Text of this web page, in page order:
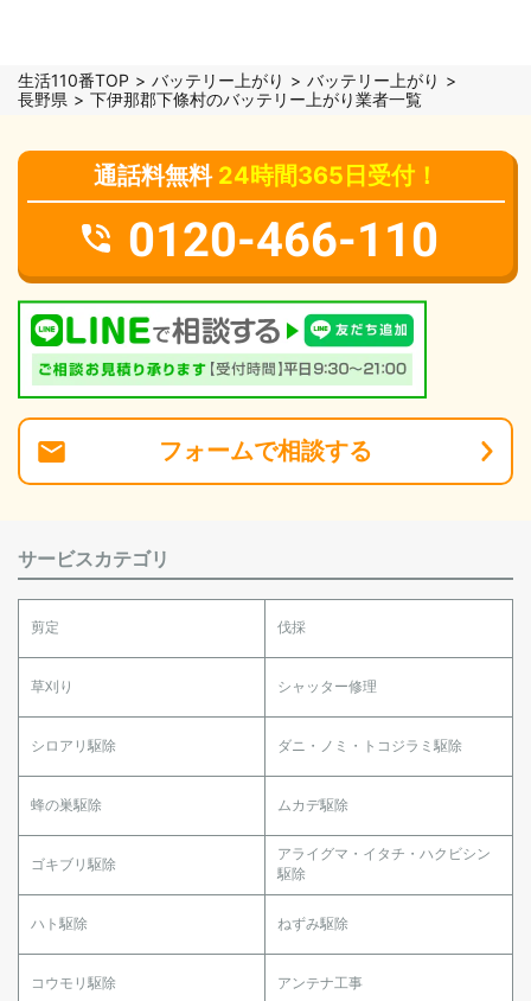
生活110番TOP バッテリー上がり
バッテリー上がり
長野県
下伊那郡下條村のバッテリー上がり業者一覧
通話料無料 24時間365日受付！
0120-466-110
フォームで相談する
サービスカテゴリ
剪定 伐採
草刈り シャッター修理
シロアリ駆除 ダニ・ノミ・トコジラミ駆除
蜂の巣駆除 ムカデ駆除
ゴキブリ駆除
アライグマ・イタチ・ハクビシン
駆除
ハト駆除 ねずみ駆除
コウモリ駆除 アンテナ工事